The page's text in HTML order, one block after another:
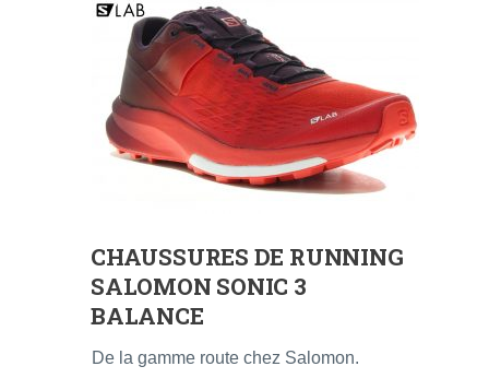
CHAUSSURES DE RUNNING
SALOMON SONIC 3
BALANCE
De la gamme route chez Salomon.